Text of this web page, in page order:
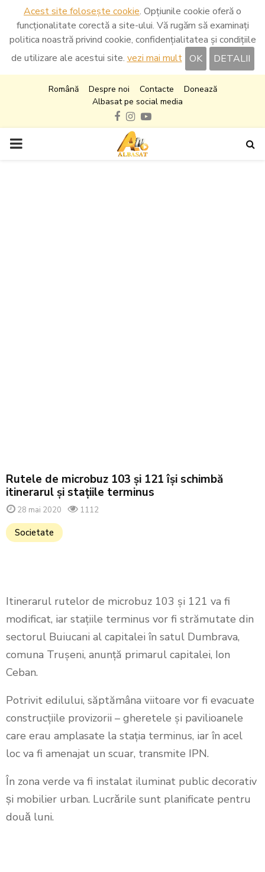
Acest site folosește cookie. Opțiunile cookie oferă o
funcționalitate corectă a site-ului. Vă rugăm să examinați
politica noastră privind cookie, confidențialitatea și condițiile
de utilizare ale acestui site. vezi mai mult OK DETALII
Română Despre noi Contacte
Donează
Albasat pe social media
Facebook
Instagram
Youtube
PRIMARY
Rutele de microbuz 103 şi 121 își schimbă
itinerarul și stațiile terminus
28 mai 2020 1112
Societate
Itinerarul rutelor de microbuz 103 şi 121 va fi
modificat, iar staţiile terminus vor fi strămutate din
sectorul Buiucani al capitalei în satul Dumbrava,
comuna Truşeni, anunță primarul capitalei, Ion
Ceban.
Potrivit edilului, săptămâna viitoare vor fi evacuate
construcţiile provizorii – gheretele şi pavilioanele
care erau amplasate la staţia terminus, iar în acel
loc va fi amenajat un scuar, transmite IPN.
În zona verde va fi instalat iluminat public decorativ
și mobilier urban. Lucrările sunt planificate pentru
două luni.